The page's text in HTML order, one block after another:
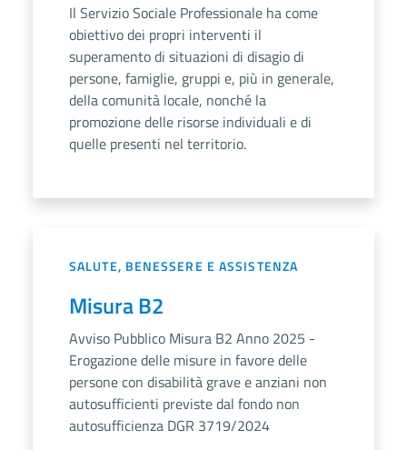
Il Servizio Sociale Professionale ha come
obiettivo dei propri interventi il
superamento di situazioni di disagio di
persone, famiglie, gruppi e, più in generale,
della comunità locale, nonché la
promozione delle risorse individuali e di
quelle presenti nel territorio.
SALUTE, BENESSERE E ASSISTENZA
Misura B2
Avviso Pubblico Misura B2 Anno 2025 -
Erogazione delle misure in favore delle
persone con disabilità grave e anziani non
autosufficienti previste dal fondo non
autosufficienza DGR 3719/2024